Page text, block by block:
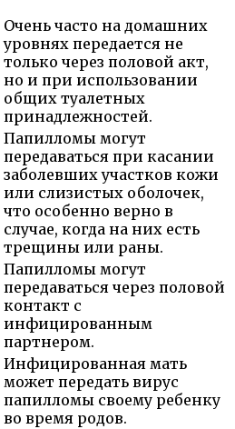
Очень часто на домашних
уровнях передается не
только через половой акт,
но и при использовании
общих туалетных
принадлежностей.
Папилломы могут
передаваться при касании
заболевших участков кожи
или слизистых оболочек,
что особенно верно в
случае, когда на них есть
трещины или раны.
Папилломы могут
передаваться через половой
контакт с
инфицированным
партнером.
Инфицированная мать
может передать вирус
папилломы своему ребенку
во время родов.